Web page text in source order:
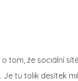
o tom, že sociální
Je tu tolik desítek